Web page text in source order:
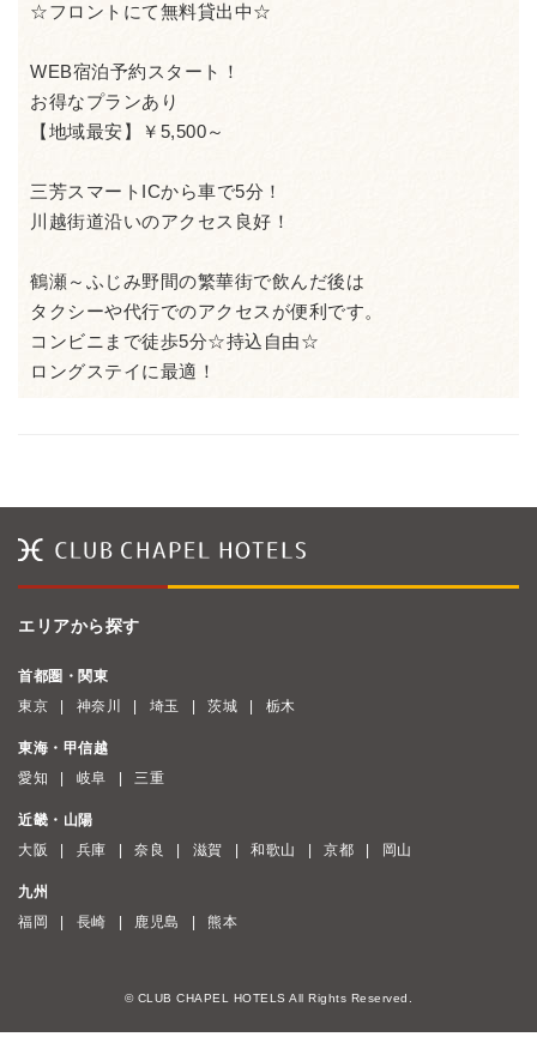
☆フロントにて無料貸出中☆
WEB宿泊予約スタート！
お得なプランあり
【地域最安】￥5,500～
三芳スマートICから車で5分！
川越街道沿いのアクセス良好！
鶴瀬～ふじみ野間の繁華街で飲んだ後は
タクシーや代行でのアクセスが便利です。
コンビニまで徒歩5分☆持込自由☆
ロングステイに最適！
エリアから探す
首都圏・関東
東京
神奈川 埼玉 茨城 栃木
東海・甲信越
愛知
岐阜 三重
近畿・山陽
大阪
兵庫 奈良 滋賀 和歌山 京都 岡山
九州
福岡
長崎 鹿児島 熊本
© CLUB CHAPEL HOTELS All Rights Reserved.